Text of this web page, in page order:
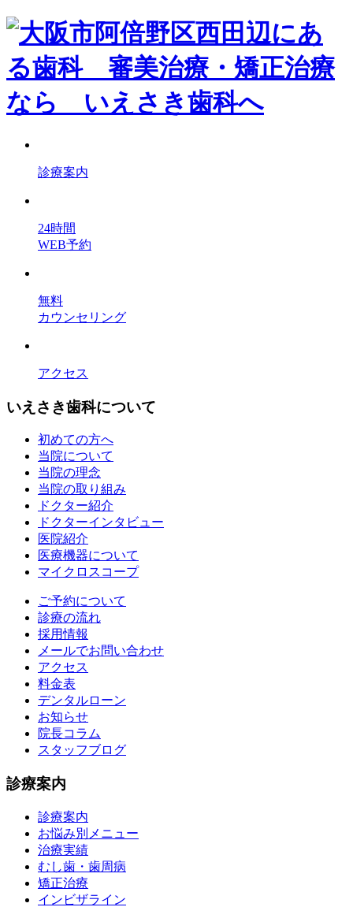
診療案内
24時間
WEB予約
無料
カウンセリング
アクセス
いえさき歯科について
初めての方へ
当院について
当院の理念
当院の取り組み
ドクター紹介
ドクターインタビュー
医院紹介
医療機器について
マイクロスコープ
ご予約について
診療の流れ
採用情報
メールでお問い合わせ
アクセス
料金表
デンタルローン
お知らせ
院長コラム
スタッフブログ
診療案内
診療案内
お悩み別メニュー
治療実績
むし歯・歯周病
矯正治療
インビザライン